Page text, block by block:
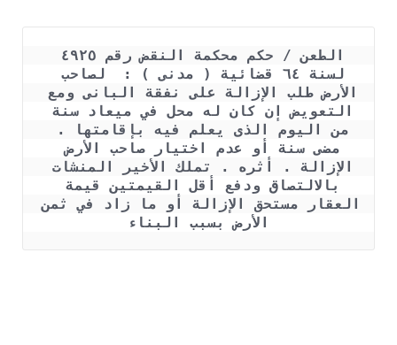
مضى سنة أو عدم اختيار صاحب الأرض
العقار مستحق الإزالة أو ما زاد في ثمن
الأرض بسبب البناء